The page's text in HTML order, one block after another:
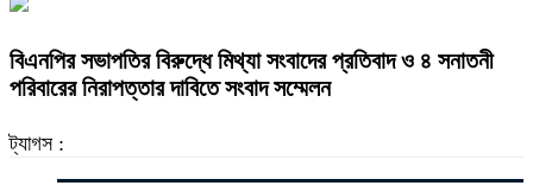
বিএনপির সভাপতির বিরুদ্ধে মিথ্যা সংবাদের প্রতিবাদ ও ৪ সনাতনী
পরিবারের নিরাপত্তার দাবিতে সংবাদ সম্মেলন
ট্যাগস :